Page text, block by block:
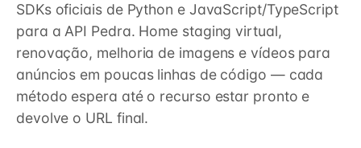
SDKs oficiais de Python e JavaScript/TypeScript
para a API Pedra. Home staging virtual,
renovação, melhoria de imagens e vídeos para
anúncios em poucas linhas de código — cada
método espera até o recurso estar pronto e
devolve o URL final.